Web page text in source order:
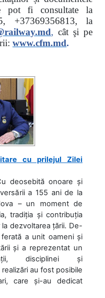
pot fi consultate la
+37369356813, la
, cât şi pe
www.cfm.md.
cu prilejul Zilei
deosebită onoare și
a 155 ani de la
– un moment de
tradiția și contribuția
dezvoltarea țării. De-
a unit oameni și
și a reprezentat un
disciplinei și
au fost posibile
care și-au dedicat